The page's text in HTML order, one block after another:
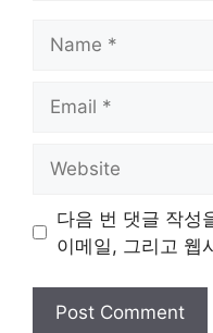
다음 번 댓글 작성
이메일, 그리고 웹